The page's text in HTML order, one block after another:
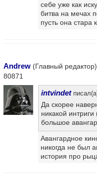
себе уже как
битва на мечах
пусть она стара
Andrew (Главный
80871
intvindet
Да скорее
никакой
большое
Авангардное
никогда не был
история про